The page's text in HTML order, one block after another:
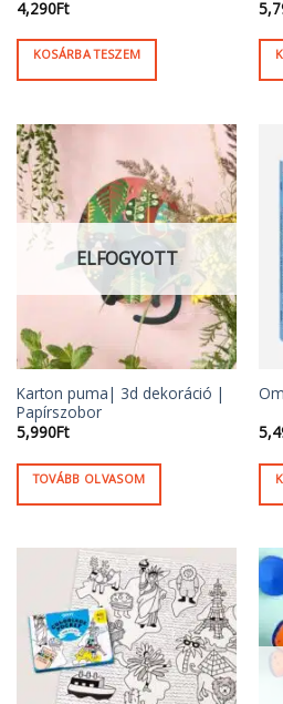
4,290Ft
KOSÁRBA TESZEM
ELFOGYOTT
Karton puma| 3d dekoráció |
Papírszobor
5,990Ft
TOVÁBB OLVASOM